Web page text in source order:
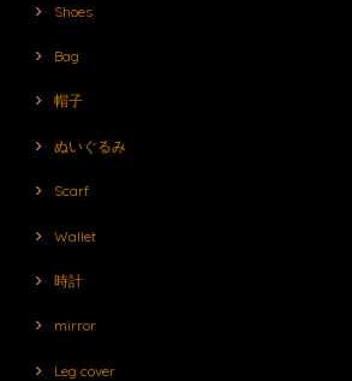
Shoes
Bag
帽子
ぬいぐるみ
Scarf
Wallet
時計
mirror
Leg cover